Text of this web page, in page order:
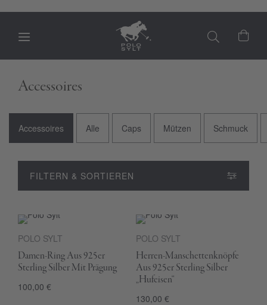
FILTERN & SORTIEREN
POLO SYLT
Damen-Ring Aus 925er
Sterling Silber Mit Prägung
100,00 €
POLO SYLT
Herren-Manschettenknöpfe
Aus 925er Sterling Silber
„Hufeisen“
130,00 €
Accessoires
Alle
Accessoires Caps Mützen Schmuck